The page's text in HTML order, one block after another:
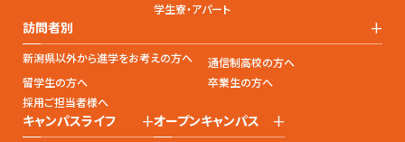
学生寮・アパート
訪問者別 +
新潟県以外から進学をお考えの方へ
通信制高校の方へ
留学生の方へ
卒業生の方へ
採用ご担当者様へ
キャンパスライフ +オープンキャンパス +